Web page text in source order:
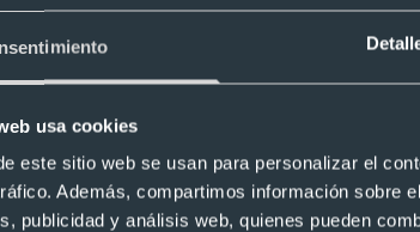
usa cookies
este sitio web se usan para personalizar el
Además, compartimos información sobre
publicidad y análisis web, quienes pueden
¿Tienes dudas
Chaleco térmico acolchado